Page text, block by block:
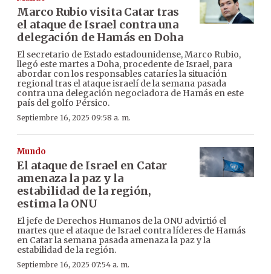
Marco Rubio visita Catar tras
el ataque de Israel contra una
delegación de Hamás en Doha
El secretario de Estado estadounidense, Marco Rubio,
llegó este martes a Doha, procedente de Israel, para
abordar con los responsables cataríes la situación
regional tras el ataque israelí de la semana pasada
contra una delegación negociadora de Hamás en este
país del golfo Pérsico.
Septiembre 16, 2025 09:58 a. m.
Mundo
El ataque de Israel en Catar
amenaza la paz y la
estabilidad de la región,
estima la ONU
El jefe de Derechos Humanos de la ONU advirtió el
martes que el ataque de Israel contra líderes de Hamás
en Catar la semana pasada amenaza la paz y la
estabilidad de la región.
Septiembre 16, 2025 07:54 a. m.